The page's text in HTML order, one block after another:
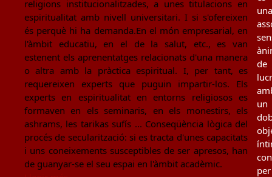
religions institucionalitzades, a unes titulacions en
espiritualitat amb nivell universitari. I si s'ofereixen
és perquè hi ha demanda.En el món empresarial, en
l'àmbit educatiu, en el de la salut, etc., es van
estenent els aprenentatges relacionats d'una manera
o altra amb la pràctica espiritual. I, per tant, es
requereixen experts que puguin impartir-los. Els
experts en espiritualitat en entorns religiosos es
formaven en els seminaris, en els monestirs, els
ashrams, les tarikas sufís ... Conseqüència lògica del
procés de secularització: si es tracta d'unes capacitats
i uns coneixements susceptibles de ser apresos, han
de guanyar-se el seu espai en l'àmbit acadèmic.
una
de
un
per